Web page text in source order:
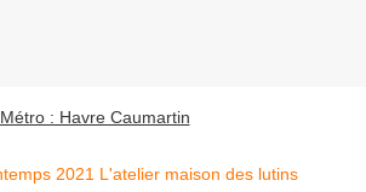
Métro : Havre Caumartin